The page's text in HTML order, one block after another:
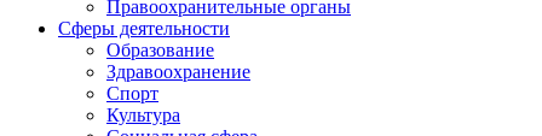
Правоохранительные органы
Сферы деятельности
Образование
Здравоохранение
Спорт
Культура